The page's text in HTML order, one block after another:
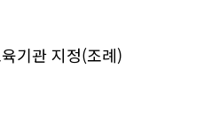
기관 지정(조례)